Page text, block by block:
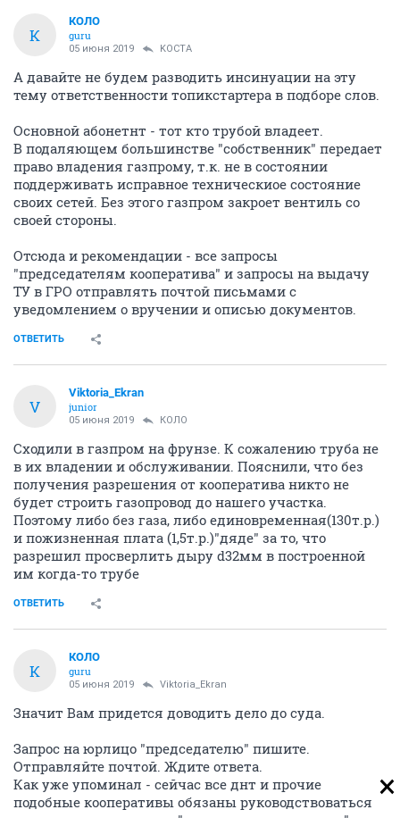
К
КОЛО
guru
05 июня 2019 KOCTA
А давайте не будем разводить инсинуации на эту
тему ответственности топикстартера в подборе слов.
Основной абонетнт - тот кто трубой владеет.
В подаляющем большинстве "собственник" передает
право владения газпрому, т.к. не в состоянии
поддерживать исправное техническиое состояние
своих сетей. Без этого газпром закроет вентиль со
своей стороны.
Отсюда и рекомендации - все запросы
"председателям кооператива" и запросы на выдачу
ТУ в ГРО отправлять почтой письмами с
уведомлением о вручении и описью документов.
ОТВЕТИТЬ
V
Viktoria_Ekran
junior
05 июня 2019 КОЛО
Сходили в газпром на фрунзе. К сожалению труба не
в их владении и обслуживании. Пояснили, что без
получения разрешения от кооператива никто не
будет строить газопровод до нашего участка.
Поэтому либо без газа, либо единовременная(130т.р.)
и пожизненная плата (1,5т.р.)"дяде" за то, что
разрешил просверлить дыру d32мм в построенной
им когда-то трубе
ОТВЕТИТЬ
К
КОЛО
guru
05 июня 2019 Viktoria_Ekran
Значит Вам придется доводить дело до суда.
Запрос на юрлицо "председателю" пишите.
Отправляйте почтой. Ждите ответа.
Как уже упоминал - сейчас все днт и прочие
подобные кооперативы обязаны руководствоваться